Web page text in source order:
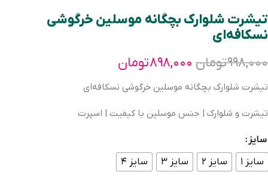
تیشرت شلوارک بچگانه موسلین خرگوشی
نسکافه‌ای
۹۹۸,۰۰۰تومان ۸۹۸,۰۰۰تومان
تیشرت شلوارک بچگانه موسلین خرگوشی نسکافه‌ای
تیشرت و شلوارک | جنس موسلین با کیفیت | اسپرت
سایز
سایز ۱
سایز ۲ سایز ۳ سایز ۴